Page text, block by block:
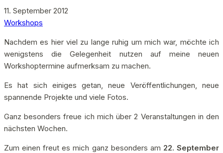
11. September 2012
Workshops
Nachdem es hier viel zu lange ruhig um mich war, möchte ich
wenigstens die Gelegenheit nutzen auf meine neuen
Workshoptermine aufmerksam zu machen.
Es hat sich einiges getan, neue Veröffentlichungen, neue
spannende Projekte und viele Fotos.
Ganz besonders freue ich mich über 2 Veranstaltungen in den
nächsten Wochen.
Zum einen freut es mich ganz besonders am 22. September